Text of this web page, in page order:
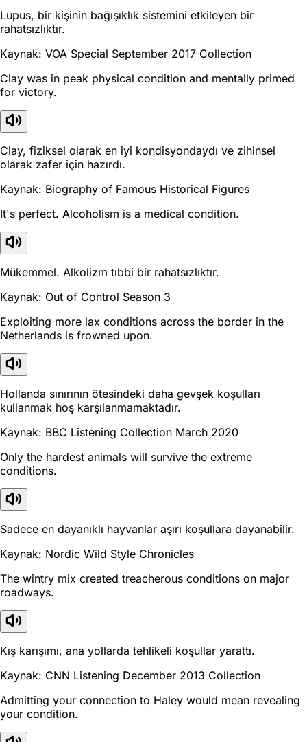
Lupus, bir kişinin bağışıklık sistemini etkileyen bir
rahatsızlıktır.
Kaynak: VOA Special September 2017 Collection
Clay was in peak physical condition and mentally primed
for victory.
Clay, fiziksel olarak en iyi kondisyondaydı ve zihinsel
olarak zafer için hazırdı.
Kaynak: Biography of Famous Historical Figures
It's perfect. Alcoholism is a medical condition.
Mükemmel. Alkolizm tıbbi bir rahatsızlıktır.
Kaynak: Out of Control Season 3
Exploiting more lax conditions across the border in the
Netherlands is frowned upon.
Hollanda sınırının ötesindeki daha gevşek koşulları
kullanmak hoş karşılanmamaktadır.
Kaynak: BBC Listening Collection March 2020
Only the hardest animals will survive the extreme
conditions.
Sadece en dayanıklı hayvanlar aşırı koşullara dayanabilir.
Kaynak: Nordic Wild Style Chronicles
The wintry mix created treacherous conditions on major
roadways.
Kış karışımı, ana yollarda tehlikeli koşullar yarattı.
Kaynak: CNN Listening December 2013 Collection
Admitting your connection to Haley would mean revealing
your condition.